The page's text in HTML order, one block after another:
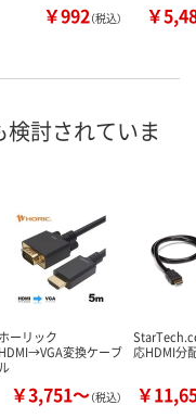
￥992（税込） ￥
討されていま
ホーリック
HDMI→VGA変換ケーブ
ル
￥3,751～（税込）
応HDMI分
￥